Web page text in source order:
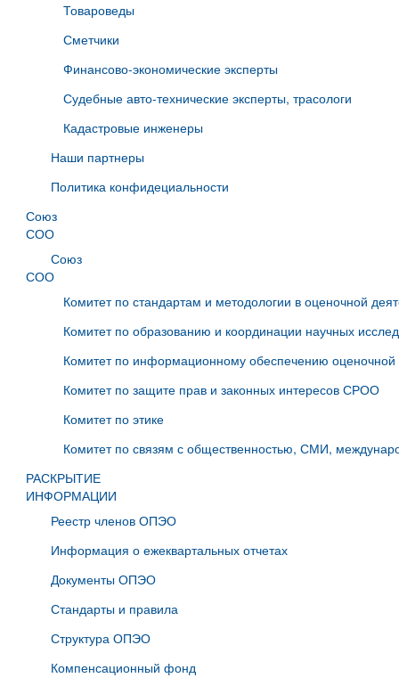
Товароведы
Сметчики
Финансово-экономические эксперты
Судебные авто-технические эксперты, трасологи
Кадастровые инженеры
Наши партнеры
Политика конфидециальности
Союз
СОО
Союз
СОО
Комитет по стандартам и методологии в оценочной
Комитет по образованию и координации научных
Комитет по информационному обеспечению оценочной
Комитет по защите прав и законных интересов СРОО
Комитет по этике
Комитет по связям с общественностью, СМИ,
РАСКРЫТИЕ
ИНФОРМАЦИИ
Реестр членов ОПЭО
Информация о ежеквартальных отчетах
Документы ОПЭО
Стандарты и правила
Структура ОПЭО
Компенсационный фонд